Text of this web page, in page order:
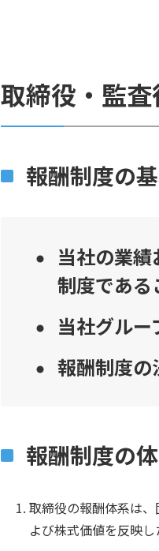
取締役・監
報酬制度の
当社の業
制度である
当社グル
報酬制度の
報酬制度の
1. 取締役の報酬体系は
よび株式価値を反映